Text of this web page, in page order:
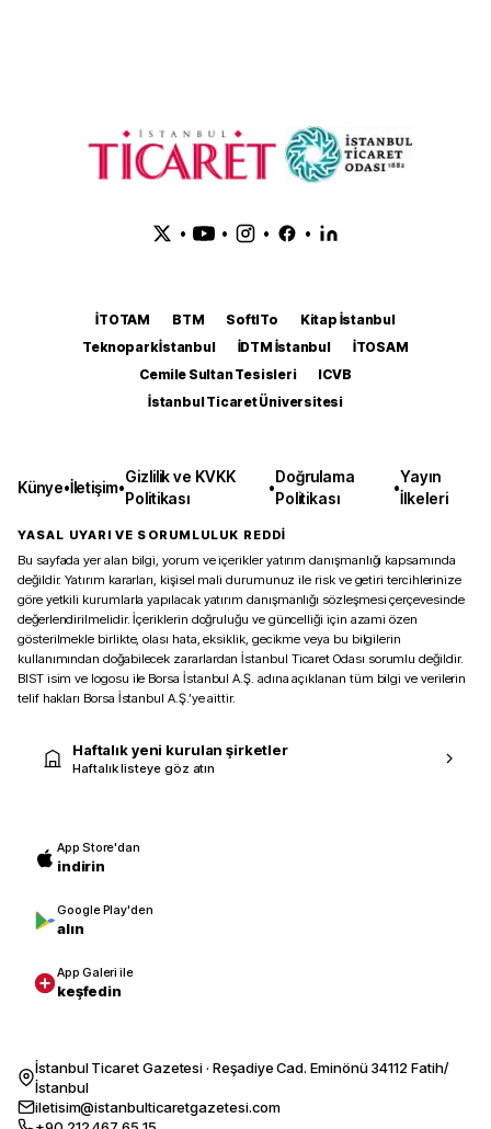
• • • •
İTOTAM BTM SoftITo
Kitap İstanbul
Teknopark İstanbul
İDTM İstanbul
İTOSAM
Cemile Sultan Tesisleri
ICVB
İstanbul Ticaret Üniversitesi
Künye•İletişim•
Gizlilik ve KVKK
Politikası
•
Doğrulama
Politikası
•
Yayın
İlkeleri
YASAL UYARI VE SORUMLULUK REDDİ
Bu sayfada yer alan bilgi, yorum ve içerikler yatırım danışmanlığı kapsamında
değildir. Yatırım kararları, kişisel mali durumunuz ile risk ve getiri tercihlerinize
göre yetkili kurumlarla yapılacak yatırım danışmanlığı sözleşmesi çerçevesinde
değerlendirilmelidir. İçeriklerin doğruluğu ve güncelliği için azami özen
gösterilmekle birlikte, olası hata, eksiklik, gecikme veya bu bilgilerin
kullanımından doğabilecek zararlardan İstanbul Ticaret Odası sorumlu değildir.
BIST isim ve logosu ile Borsa İstanbul A.Ş. adına açıklanan tüm bilgi ve verilerin
telif hakları Borsa İstanbul A.Ş.’ye aittir.
Haftalık yeni kurulan şirketler
Haftalık listeye göz atın
App Store'dan
indirin
Google Play'den
alın
App Galeri ile
keşfedin
İstanbul Ticaret Gazetesi · Reşadiye Cad. Eminönü 34112 Fatih/
İstanbul
iletisim@istanbulticaretgazetesi.com